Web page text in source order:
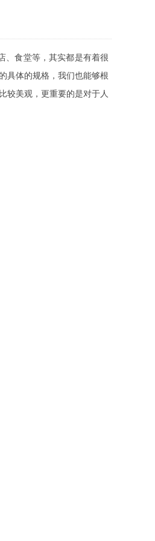
、食堂等，其实都是有着很
具体的规格，我们也能够根
较美观，更重要的是对于人